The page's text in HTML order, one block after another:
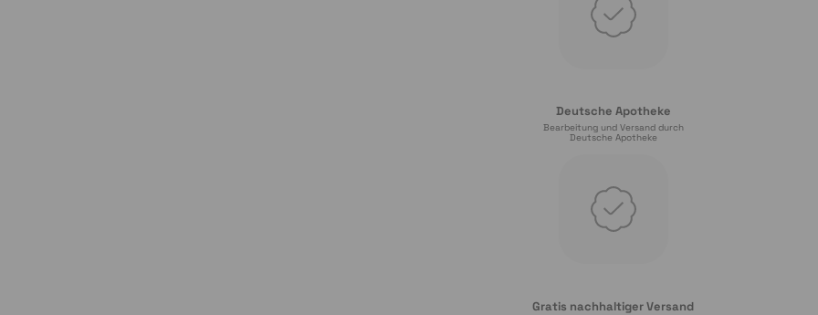
Deutsche Apotheke
Bearbeitung und Versand durch
Deutsche Apotheke
Gratis nachhaltiger Versand